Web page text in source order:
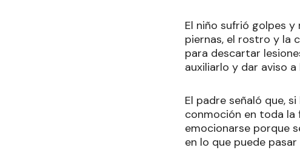
El niño sufrió golpes
piernas, el rostro y la
para descartar
auxiliarlo y dar aviso a
El padre señaló que,
conmoción en toda la
emocionarse porque
en lo que puede